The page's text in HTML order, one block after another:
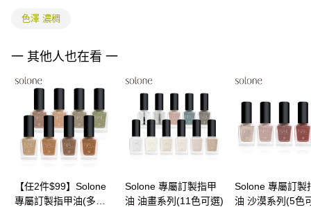
時審查核予不同之上限額度；若仍有額度不足之情形，本公司將視審查結果
請求用戶進行身份認證。
恩沛科技股份有限公司將有權停止該用戶之使用額度並採取法律行動。
色澤 濃稠
一 其他人也在看 一
【任2件$99】Solone
專屬訂製指甲油(多色
Solone 專屬訂製指甲
油 油畫系列(11色可選)
Solone 專屬訂製
油 沙漠系列(5色